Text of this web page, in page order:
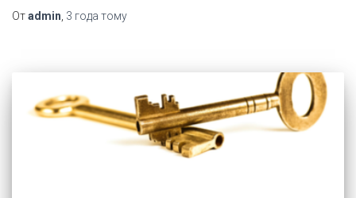
Отadmin 3 года тому